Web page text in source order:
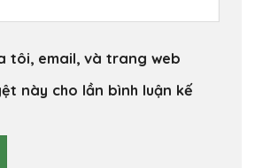
tôi, email, và trang web
này cho lần bình luận kế